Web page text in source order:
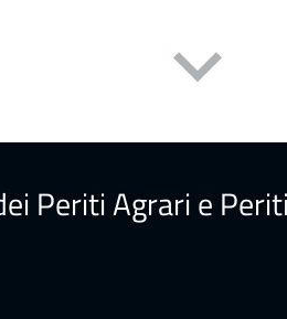
Periti Agrari e